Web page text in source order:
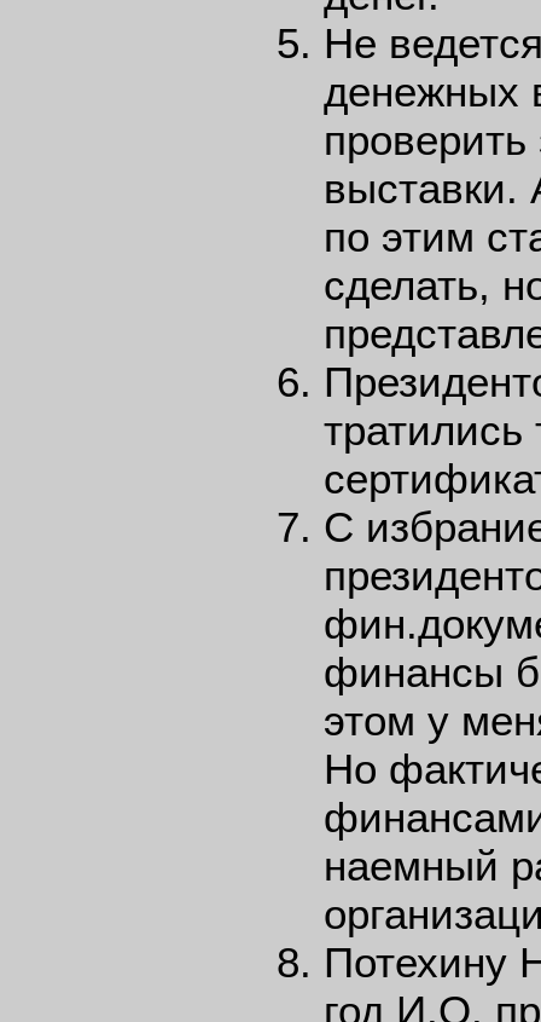
Не
денежных
выставки.
по этим
сделать,
С
финансы
этом у
Но
наемный
Потехину
год И.О.